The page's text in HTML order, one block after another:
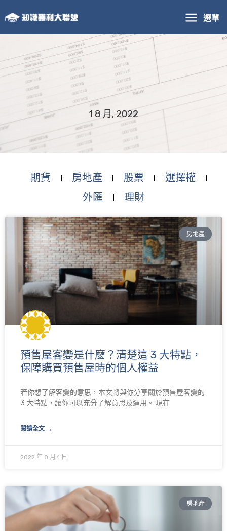
至
主
內
容
選單
1 8 月, 2022
期貨 房地產 股票
選擇權
外匯
理財
房地產
預售屋客變是什麼？清楚這 3 大特點，
保障購買預售屋時的個人權益
若你想了解客變的意思，本文將與你分享關於預售屋客變的
3 大特點，讓你可以充分了解意思及運用。 現在
閱讀全文 →
2022 年 8 月 1 日
房地產